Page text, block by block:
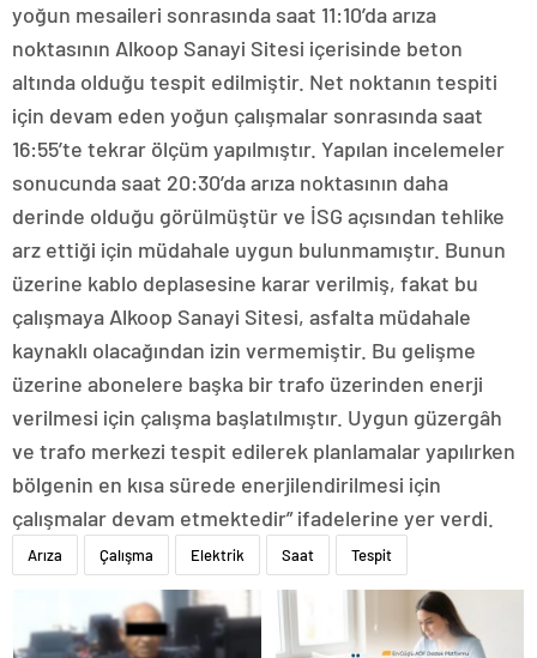
yoğun mesaileri sonrasında saat 11:10’da arıza
noktasının Alkoop Sanayi Sitesi içerisinde beton
altında olduğu tespit edilmiştir. Net noktanın tespiti
için devam eden yoğun çalışmalar sonrasında saat
16:55’te tekrar ölçüm yapılmıştır. Yapılan incelemeler
sonucunda saat 20:30’da arıza noktasının daha
derinde olduğu görülmüştür ve İSG açısından tehlike
arz ettiği için müdahale uygun bulunmamıştır. Bunun
üzerine kablo deplasesine karar verilmiş, fakat bu
çalışmaya Alkoop Sanayi Sitesi, asfalta müdahale
kaynaklı olacağından izin vermemiştir. Bu gelişme
üzerine abonelere başka bir trafo üzerinden enerji
verilmesi için çalışma başlatılmıştır. Uygun güzergâh
ve trafo merkezi tespit edilerek planlamalar yapılırken
bölgenin en kısa sürede enerjilendirilmesi için
çalışmalar devam etmektedir” ifadelerine yer verdi.
Arıza Çalışma Elektrik Saat Tespit